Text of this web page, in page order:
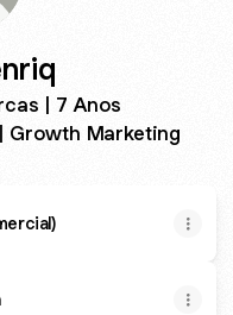
| 7 Anos
Growth Marketing